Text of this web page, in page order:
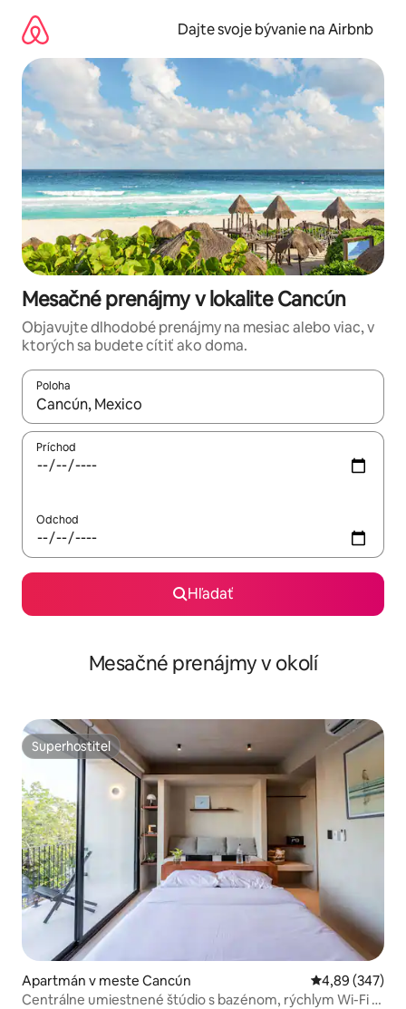
obsah.
Dajte svoje bývanie na Airbnb
Mesačné prenájmy v lokalite Cancún
Objavujte dlhodobé prenájmy na mesiac alebo viac, v
ktorých sa budete cítiť ako doma.
Poloha
Keď budú výsledky k dispozícii, môžete si ich prechádzať
Príchod
Odchod
Hľadať
Mesačné prenájmy v okolí
Superhostiteľ
Superhostiteľ
Apartmán v meste Cancún Priemerné
4,89 (347)
Centrálne umiestnené štúdio s bazénom, rýchlym Wi-Fi a